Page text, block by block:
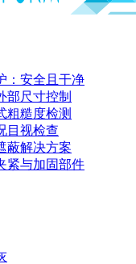
：安全且干净
部尺寸控制
粗糙度检测
目视检查
蔽解决方案
紧与加固部件